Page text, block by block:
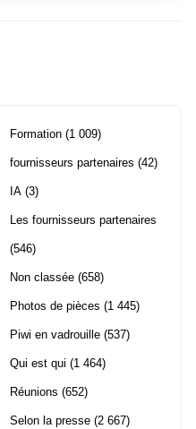
Formation (1 009)
fournisseurs partenaires (42)
IA (3)
Les fournisseurs partenaires
(546)
Non classée (658)
Photos de pièces (1 445)
Piwi en vadrouille (537)
Qui est qui (1 464)
Réunions (652)
Selon la presse (2 667)